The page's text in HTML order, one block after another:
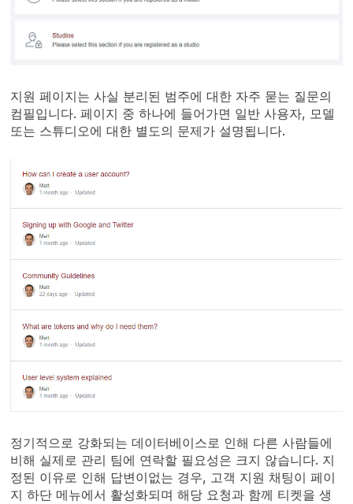
지원 페이지는 사실 분리된 범주에 대한 자주 묻는 질문의
컴필입니다. 페이지 중 하나에 들어가면 일반 사용자, 모델
또는 스튜디오에 대한 별도의 문제가 설명됩니다.
정기적으로 강화되는 데이터베이스로 인해 다른 사람들에
비해 실제로 관리 팀에 연락할 필요성은 크지 않습니다. 지
정된 이유로 인해 답변이없는 경우, 고객 지원 채팅이 페이
지 하단 메뉴에서 활성화되며 해당 요청과 함께 티켓을 생